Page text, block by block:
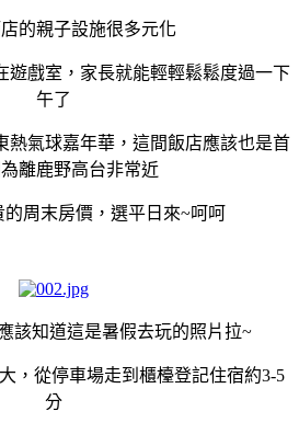
的親子設施很多元化
遊戲室，家長就能輕輕鬆鬆度過一下
午了
熱氣球嘉年華，這間飯店應該也是首
離鹿野高台非常近
周末房價，選平日來~呵呵
該知道這是暑假去玩的照片拉~
，從停車場走到櫃檯登記住宿約3-5
分